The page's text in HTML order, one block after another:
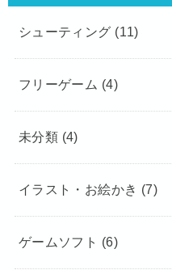
シューティング (11)
フリーゲーム (4)
未分類 (4)
イラスト・お絵かき (7)
ゲームソフト (6)